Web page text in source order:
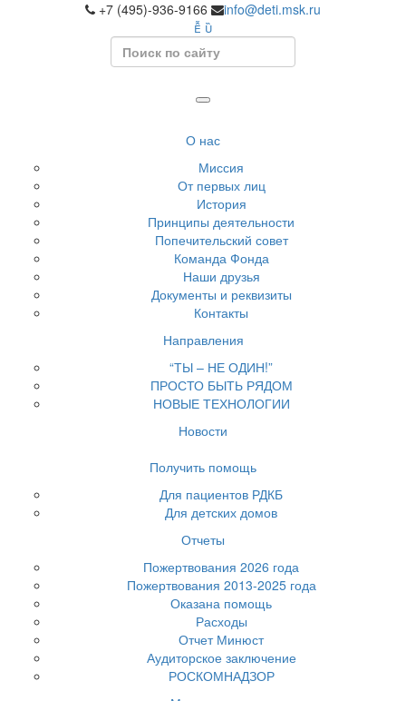
+7 (495)-936-9166 info@deti.msk.ru
Search
О нас
Миссия
От первых лиц
История
Принципы деятельности
Попечительский совет
Команда Фонда
Наши друзья
Документы и реквизиты
Контакты
Направления
“ТЫ – НЕ ОДИН!”
ПРОСТО БЫТЬ РЯДОМ
НОВЫЕ ТЕХНОЛОГИИ
Новости
Получить помощь
Для пациентов РДКБ
Для детских домов
Отчеты
Пожертвования 2026 года
Пожертвования 2013-2025 года
Оказана помощь
Расходы
Отчет Минюст
Аудиторское заключение
РОСКОМНАДЗОР